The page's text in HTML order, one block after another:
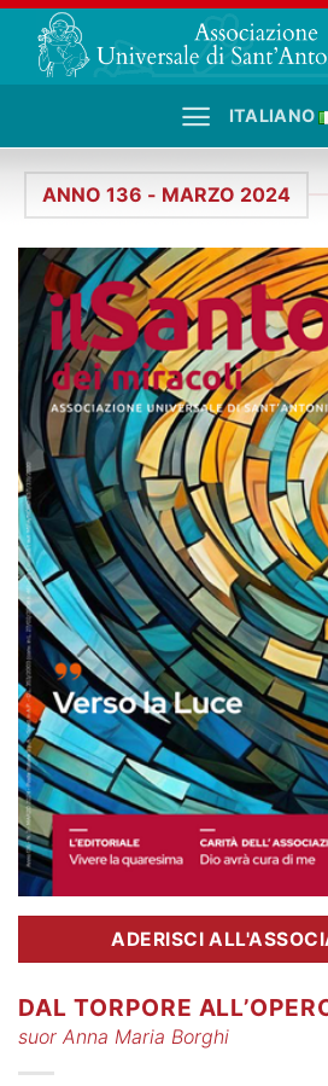
Salta
contenuti
ITALIANO
ANNO 136 - MARZO 2024
ADERISCI
DAL TORPORE
suor Anna Maria Borghi